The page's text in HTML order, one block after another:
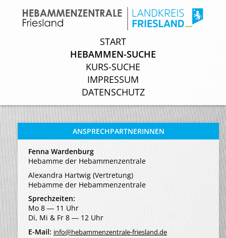
START
HEBAMMEN-SUCHE
KURS-SUCHE
IMPRESSUM
DATENSCHUTZ
START
HEBAMMEN-SUCHE
KURS-SUCHE
IMPRESSUM
DATENSCHUTZ
ANSPRECHPARTNERINNEN
Fenna Wardenburg
Hebamme der Hebammenzentrale
Alexandra Hartwig (Vertretung)
Hebamme der Hebammenzentrale
Sprechzeiten:
Mo 8 ― 11 Uhr
Di, Mi & Fr 8 ― 12 Uhr
E-Mail: info@hebammenzentrale-friesland.de